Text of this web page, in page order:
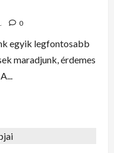
0
egyik legfontosabb
maradjunk, érdemes